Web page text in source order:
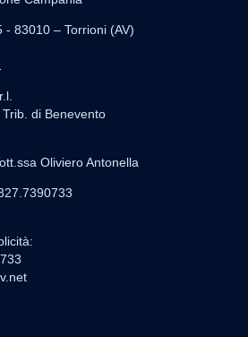
- 83010 – Torrioni (AV)
di Benevento
Oliviero Antonella